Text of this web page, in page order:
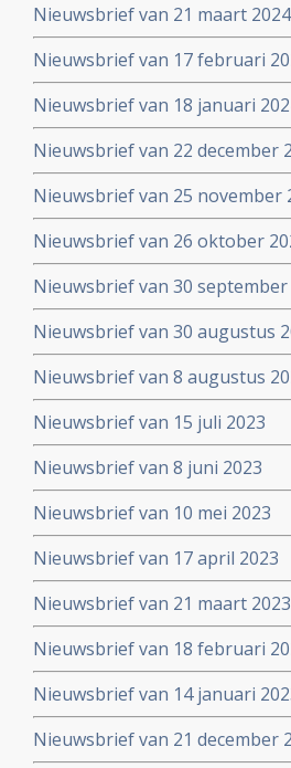
Nieuwsbrief van 21 maart 2024
Nieuwsbrief van 17 februari
Nieuwsbrief van 18 januari
Nieuwsbrief van 22 december
Nieuwsbrief van 25 november
Nieuwsbrief van 26 oktober
Nieuwsbrief van 30 september
Nieuwsbrief van 30 augustus
Nieuwsbrief van 8 augustus
Nieuwsbrief van 15 juli 2023
Nieuwsbrief van 8 juni 2023
Nieuwsbrief van 10 mei 2023
Nieuwsbrief van 17 april 2023
Nieuwsbrief van 21 maart 2023
Nieuwsbrief van 18 februari
Nieuwsbrief van 14 januari
Nieuwsbrief van 21 december